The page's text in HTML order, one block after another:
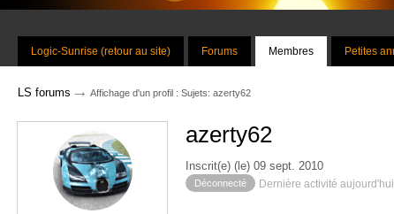
Logic-Sunrise (retour au site) Forums Membres Petites
LS forums → Affichage d'un profil : Sujets: azerty62
azerty62
Inscrit(e) (le) 09 sept. 2010
Déconnecté Dernière activité